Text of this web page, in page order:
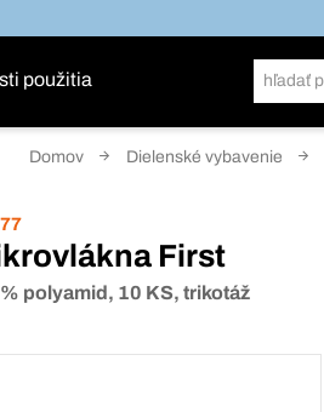
použitia
Domov Dielenské vybavenie
First
polyamid, 10 KS, trikotáž